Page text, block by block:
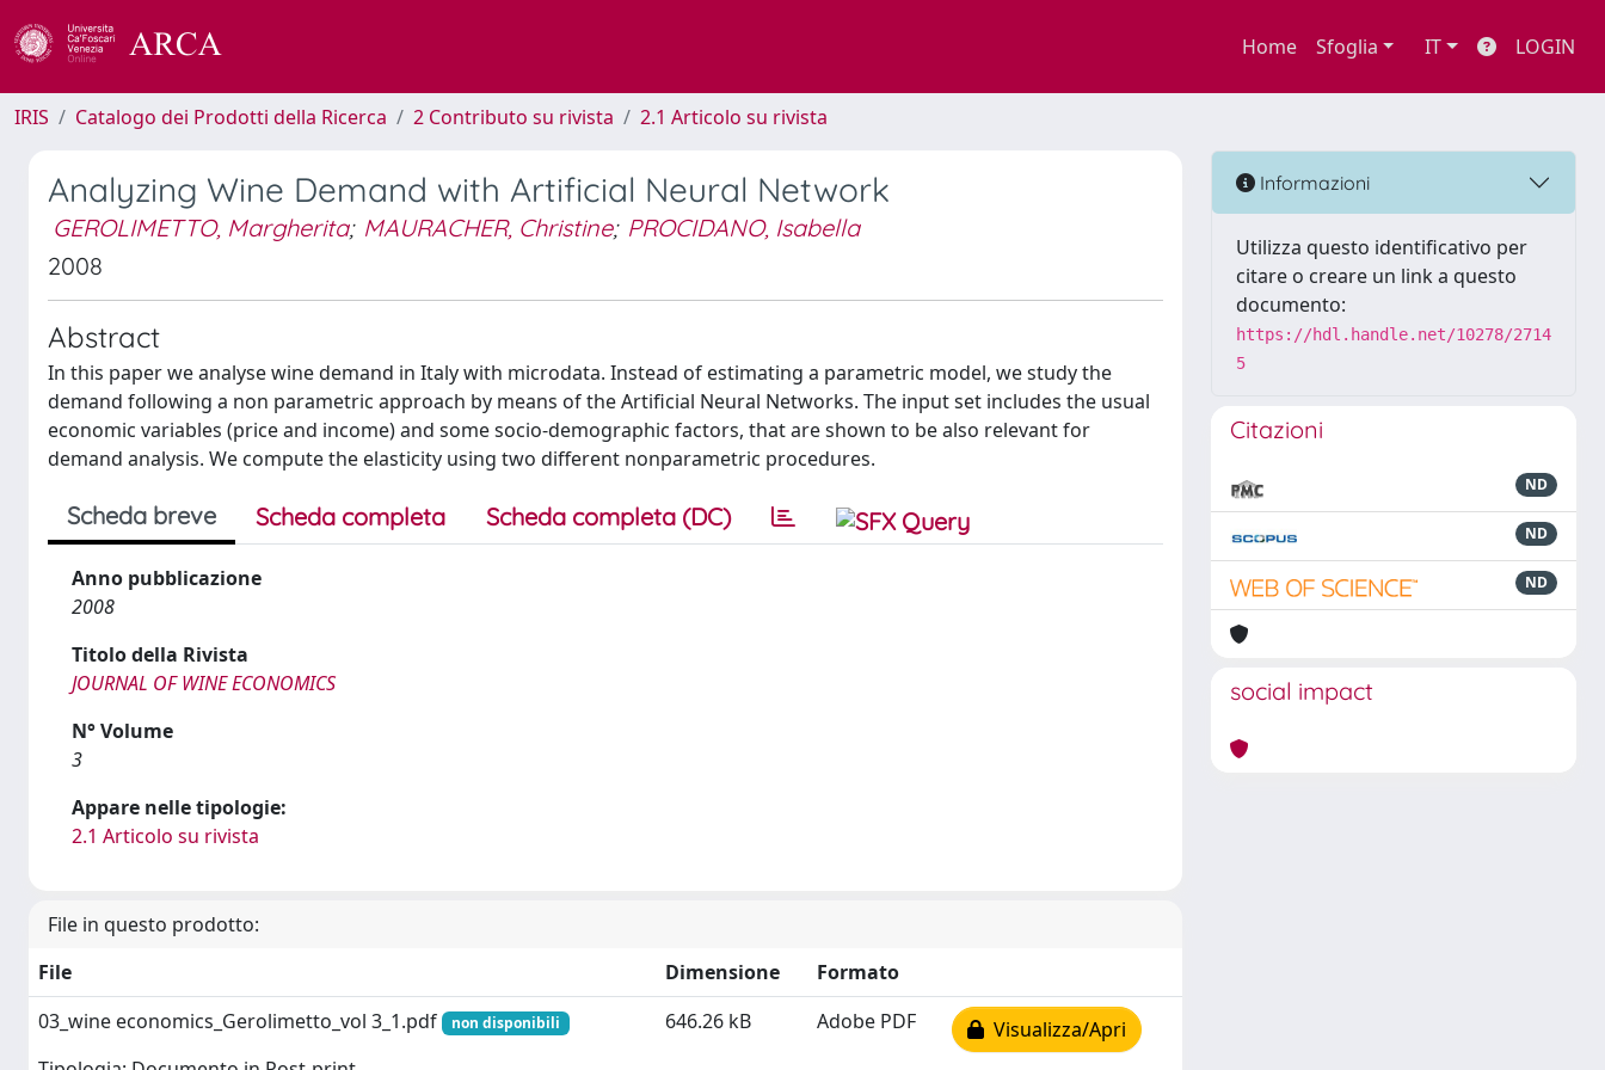
Home Sfoglia IT LOGIN
IRIS Catalogo dei Prodotti della Ricerca 2 Contributo su rivista 2.1 Articolo su rivista
Analyzing Wine Demand with Artificial Neural Network
GEROLIMETTO, Margherita; MAURACHER, Christine; PROCIDANO, Isabella
2008
Abstract
In this paper we analyse wine demand in Italy with microdata. Instead of estimating a parametric model, we study the
demand following a non parametric approach by means of the Artificial Neural Networks. The input set includes the usual
economic variables (price and income) and some socio-demographic factors, that are shown to be also relevant for
demand analysis. We compute the elasticity using two different nonparametric procedures.
Scheda breve Scheda completa Scheda completa (DC)
Anno pubblicazione
2008
Titolo della Rivista
JOURNAL OF WINE ECONOMICS
N° Volume
3
Appare nelle tipologie:
2.1 Articolo su rivista
File in questo prodotto:
File
Dimensione
Formato
03_wine economics_Gerolimetto_vol 3_1.pdf
non disponibili 646.26 kB Adobe PDF Visualizza/Apri
Informazioni
Utilizza questo identificativo per
citare o creare un link a questo
documento:
https://hdl.handle.net/10278/2714
5
Citazioni
ND
ND
ND
social impact